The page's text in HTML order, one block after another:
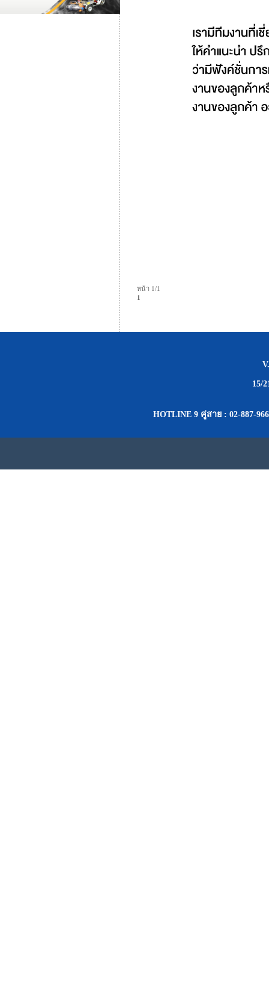
หน้า 1/1
1
15/
HOTLINE 9 คู่สาย : 02-887-